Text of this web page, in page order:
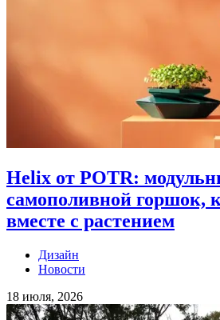
Helix от POTR:
самополивной горшок,
вместе с растением
Дизайн
Новости
18 июля, 2026